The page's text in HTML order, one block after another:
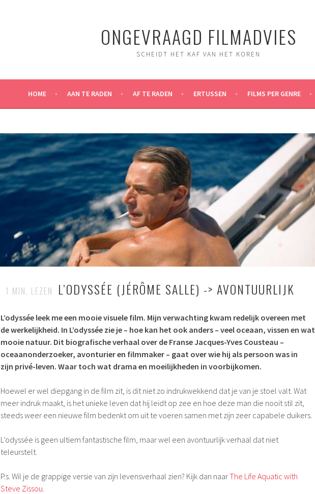
ONGEVRAAGD FILMADVIES
SCHEIDT HET KAF VAN HET KOREN
HOME AAN TE RADEN AF TE RADEN ERTUSSEN FILMS PER GENRE
1 MIN. LEZEN L’ODYSSÉE (JÉRÔME SALLE) -> AVONTUURLIJK
L’odyssée leek me een mooie visuele film. Mijn verwachting kwam redelijk overeen met
de werkelijkheid. In L’odyssée zie je – hoe kan het ook anders – veel oceaan, vissen en wat
mooie natuur. Dit biografische verhaal over de Franse Jacques-Yves Cousteau –
oceaanonderzoeker, avonturier en filmmaker – gaat over wie hij als persoon was in
zijn privé-leven. Waar toch wat drama en moeilijkheden in voorbijkomen.
Hoewel er wel diepgang in de film zit, is dit niet zo indrukwekkend dat je van je stoel valt. Wat
meer indruk maakt, is het unieke leven dat hij leidt op zee en hoe deze man die nooit stil zit,
steeds weer een nieuwe film bedenkt om uit te voeren samen met zijn zeer capabele duikers.
L’odyssée is geen ultiem fantastische film, maar wel een avontuurlijk verhaal dat niet
teleurstelt.
P.s. Wil je de grappige versie van zijn levensverhaal zien? Kijk dan naarThe Life Aquatic with
Steve Zissou